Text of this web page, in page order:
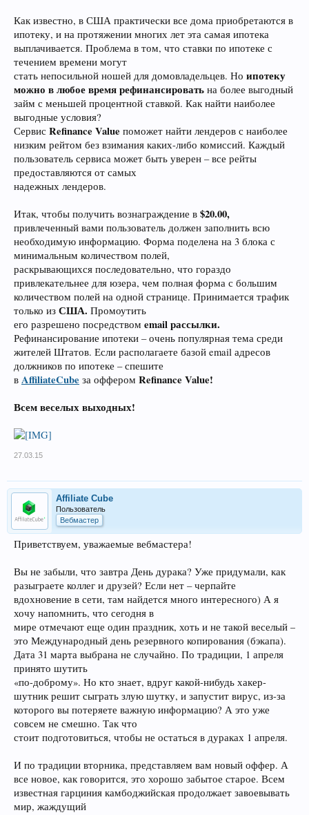
Как известно, в США практически все дома приобретаются в
ипотеку, и на протяжении многих лет эта самая ипотека
выплачивается. Проблема в том, что ставки по ипотеке с
течением времени могут
стать непосильной ношей для домовладельцев. Но ипотеку
можно в любое время рефинансировать на более выгодный
займ с меньшей процентной ставкой. Как найти наиболее
выгодные условия?
Сервис Refinance Value поможет найти лендеров с наиболее
низким рейтом без взимания каких-либо комиссий. Каждый
пользователь сервиса может быть уверен – все рейты
предоставляются от самых
надежных лендеров.
Итак, чтобы получить вознаграждение в $20.00,
привлеченный вами пользователь должен заполнить всю
необходимую информацию. Форма поделена на 3 блока с
минимальным количеством полей,
раскрывающихся последовательно, что гораздо
привлекательнее для юзера, чем полная форма с большим
количеством полей на одной странице. Принимается трафик
только из США. Промоутить
его разрешено посредством email рассылки.
Рефинансирование ипотеки – очень популярная тема среди
жителей Штатов. Если располагаете базой email адресов
должников по ипотеке – спешите
в AffiliateCube за оффером Refinance Value!
Всем веселых выходных!
27.03.15
Affiliate Cube
Пользователь
Вебмастер
Приветствуем, уважаемые вебмастера!
Вы не забыли, что завтра День дурака? Уже придумали, как
разыграете коллег и друзей? Если нет – черпайте
вдохновение в сети, там найдется много интересного) А я
хочу напомнить, что сегодня в
мире отмечают еще один праздник, хоть и не такой веселый –
это Международный день резервного копирования (бэкапа).
Дата 31 марта выбрана не случайно. По традиции, 1 апреля
принято шутить
«по-доброму». Но кто знает, вдруг какой-нибудь хакер-
шутник решит сыграть злую шутку, и запустит вирус, из-за
которого вы потеряете важную информацию? А это уже
совсем не смешно. Так что
стоит подготовиться, чтобы не остаться в дураках 1 апреля.
И по традиции вторника, представляем вам новый оффер. А
все новое, как говорится, это хорошо забытое старое. Всем
известная гарциния камбоджийская продолжает завоевывать
мир, жаждущий